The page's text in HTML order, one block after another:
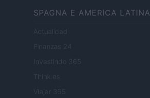
SPAGNA E AMERICA LATINA
Actualidad
Finanzas 24
Investindo 365
Viajar 365